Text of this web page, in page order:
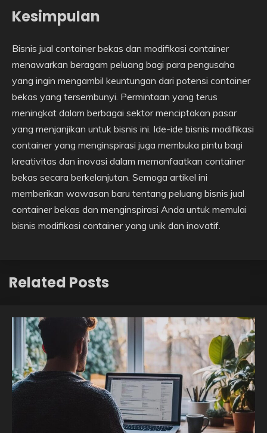
Kesimpulan
Bisnis jual container bekas dan modifikasi container
menawarkan beragam peluang bagi para pengusaha
yang ingin mengambil keuntungan dari potensi container
bekas yang tersembunyi. Permintaan yang terus
meningkat dalam berbagai sektor menciptakan pasar
yang menjanjikan untuk bisnis ini. Ide-ide bisnis modifikasi
container yang menginspirasi juga membuka pintu bagi
kreativitas dan inovasi dalam memanfaatkan container
bekas secara berkelanjutan. Semoga artikel ini
memberikan wawasan baru tentang peluang bisnis jual
container bekas dan menginspirasi Anda untuk memulai
bisnis modifikasi container yang unik dan inovatif.
Related Posts